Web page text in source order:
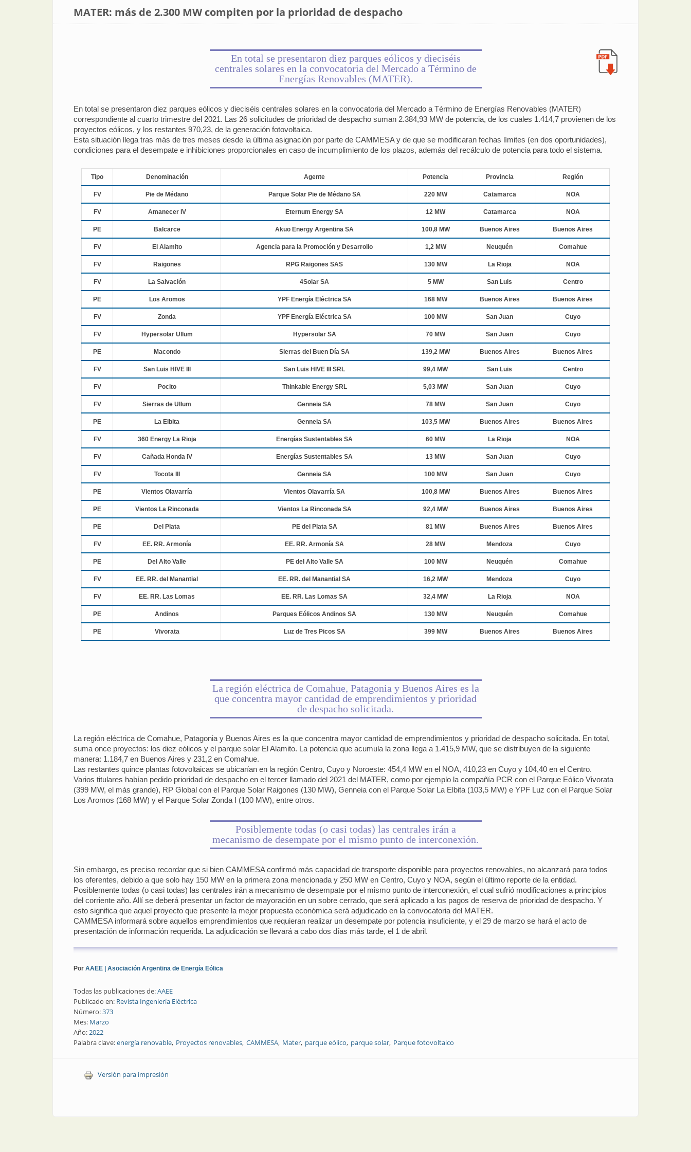
MATER: más de 2.300 MW compiten por la prioridad de despacho
En total se presentaron diez parques eólicos y dieciséis
centrales solares en la convocatoria del Mercado a Término de
Energías Renovables (MATER).
En total se presentaron diez parques eólicos y dieciséis centrales solares en la convocatoria del Mercado a Término de Energías Renovables (MATER)
correspondiente al cuarto trimestre del 2021. Las 26 solicitudes de prioridad de despacho suman 2.384,93 MW de potencia, de los cuales 1.414,7 provienen de los
proyectos eólicos, y los restantes 970,23, de la generación fotovoltaica.
Esta situación llega tras más de tres meses desde la última asignación por parte de CAMMESA y de que se modificaran fechas límites (en dos oportunidades),
condiciones para el desempate e inhibiciones proporcionales en caso de incumplimiento de los plazos, además del recálculo de potencia para todo el sistema.
Tipo Denominación Agente Potencia Provincia Región
FV Pie de Médano Parque Solar Pie de Médano SA 220 MW Catamarca NOA
FV Amanecer IV Eternum Energy SA 12 MW Catamarca NOA
PE Balcarce Akuo Energy Argentina SA 100,8 MW Buenos Aires Buenos Aires
FV El Alamito Agencia para la Promoción y Desarrollo 1,2 MW Neuquén Comahue
FV Raigones RPG Raigones SAS 130 MW La Rioja NOA
FV La Salvación 4Solar SA 5 MW San Luis Centro
PE Los Aromos YPF Energía Eléctrica SA 168 MW Buenos Aires Buenos Aires
FV Zonda YPF Energía Eléctrica SA 100 MW San Juan Cuyo
FV Hypersolar Ullum Hypersolar SA 70 MW San Juan Cuyo
PE Macondo Sierras del Buen Día SA 139,2 MW Buenos Aires Buenos Aires
FV San Luis HIVE III San Luis HIVE III SRL 99,4 MW San Luis Centro
FV Pocito Thinkable Energy SRL 5,03 MW San Juan Cuyo
FV Sierras de Ullum Genneia SA 78 MW San Juan Cuyo
PE La Elbita Genneia SA 103,5 MW Buenos Aires Buenos Aires
FV 360 Energy La Rioja Energías Sustentables SA 60 MW La Rioja NOA
FV Cañada Honda IV Energías Sustentables SA 13 MW San Juan Cuyo
FV Tocota III Genneia SA 100 MW San Juan Cuyo
PE Vientos Olavarría Vientos Olavarría SA 100,8 MW Buenos Aires Buenos Aires
PE Vientos La Rinconada Vientos La Rinconada SA 92,4 MW Buenos Aires Buenos Aires
PE Del Plata PE del Plata SA 81 MW Buenos Aires Buenos Aires
FV EE. RR. Armonía EE. RR. Armonía SA 28 MW Mendoza Cuyo
PE Del Alto Valle PE del Alto Valle SA 100 MW Neuquén Comahue
FV EE. RR. del Manantial EE. RR. del Manantial SA 16,2 MW Mendoza Cuyo
FV EE. RR. Las Lomas EE. RR. Las Lomas SA 32,4 MW La Rioja NOA
PE Andinos Parques Eólicos Andinos SA 130 MW Neuquén Comahue
PE Vivorata Luz de Tres Picos SA 399 MW Buenos Aires Buenos Aires
La región eléctrica de Comahue, Patagonia y Buenos Aires es la
que concentra mayor cantidad de emprendimientos y prioridad
de despacho solicitada.
La región eléctrica de Comahue, Patagonia y Buenos Aires es la que concentra mayor cantidad de emprendimientos y prioridad de despacho solicitada. En total,
suma once proyectos: los diez eólicos y el parque solar El Alamito. La potencia que acumula la zona llega a 1.415,9 MW, que se distribuyen de la siguiente
manera: 1.184,7 en Buenos Aires y 231,2 en Comahue.
Las restantes quince plantas fotovoltaicas se ubicarían en la región Centro, Cuyo y Noroeste: 454,4 MW en el NOA, 410,23 en Cuyo y 104,40 en el Centro.
Varios titulares habían pedido prioridad de despacho en el tercer llamado del 2021 del MATER, como por ejemplo la compañía PCR con el Parque Eólico Vivorata
(399 MW, el más grande), RP Global con el Parque Solar Raigones (130 MW), Genneia con el Parque Solar La Elbita (103,5 MW) e YPF Luz con el Parque Solar
Los Aromos (168 MW) y el Parque Solar Zonda I (100 MW), entre otros.
Posiblemente todas (o casi todas) las centrales irán a
mecanismo de desempate por el mismo punto de interconexión.
Sin embargo, es preciso recordar que si bien CAMMESA confirmó más capacidad de transporte disponible para proyectos renovables, no alcanzará para todos
los oferentes, debido a que solo hay 150 MW en la primera zona mencionada y 250 MW en Centro, Cuyo y NOA, según el último reporte de la entidad.
Posiblemente todas (o casi todas) las centrales irán a mecanismo de desempate por el mismo punto de interconexión, el cual sufrió modificaciones a principios
del corriente año. Allí se deberá presentar un factor de mayoración en un sobre cerrado, que será aplicado a los pagos de reserva de prioridad de despacho. Y
esto significa que aquel proyecto que presente la mejor propuesta económica será adjudicado en la convocatoria del MATER.
CAMMESA informará sobre aquellos emprendimientos que requieran realizar un desempate por potencia insuficiente, y el 29 de marzo se hará el acto de
presentación de información requerida. La adjudicación se llevará a cabo dos días más tarde, el 1 de abril.
Por AAEE | Asociación Argentina de Energía Eólica
Todas las publicaciones de:AAEE
Publicado en: Revista Ingeniería Eléctrica
Número:373
Mes: Marzo
Año:2022
Palabra clave:energía renovable Proyectos renovables CAMMESA Mater parque eólico parque solar Parque fotovoltaico
Versión para impresión